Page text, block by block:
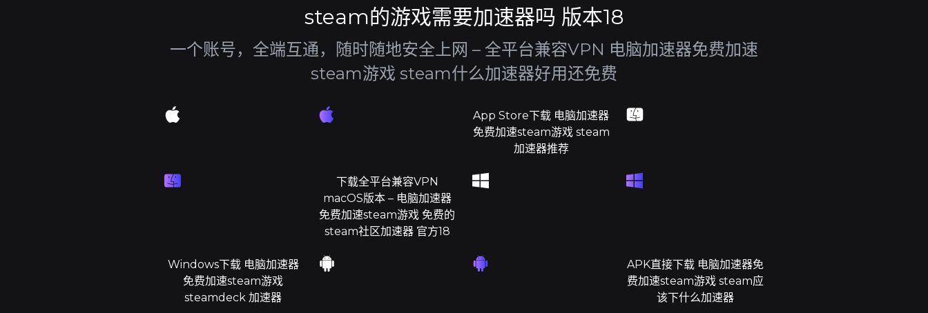
steam的游戏需要加速器吗 版本18
一个账号，全端互通，随时随地安全上网 – 全平台兼容VPN 电脑加速器免费加速
steam游戏 steam什么加速器好用还免费
App Store下载 电脑加速器
免费加速steam游戏 steam
加速器推荐
下载全平台兼容VPN
macOS版本 – 电脑加速器
免费加速steam游戏 免费的
steam社区加速器 官方18
Windows下载 电脑加速器
免费加速steam游戏
steamdeck 加速器
APK直接下载 电脑加速器免
费加速steam游戏 steam应
该下什么加速器